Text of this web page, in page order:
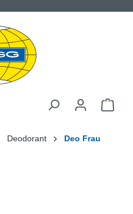
Deodorant Deo Frau